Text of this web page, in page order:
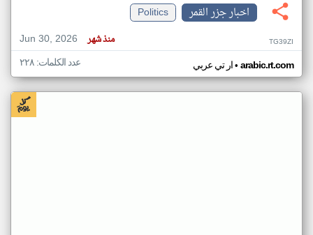
اخبار جزر القمر
Politics
Jun 30, 2026
منذ شهر TG39ZI
ار تي عربي• arabic.rt.com عدد الكلمات: ٢٢٨